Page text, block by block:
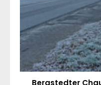
Bergstedter